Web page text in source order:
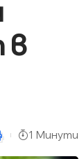
в
1 Минути